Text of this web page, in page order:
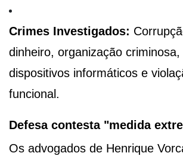
Crimes Investigados:
dinheiro, organização
dispositivos informáticos e
funcional.
Defesa contesta "medida
Os advogados de Henrique